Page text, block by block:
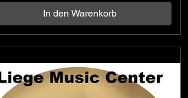
In den Warenkorb